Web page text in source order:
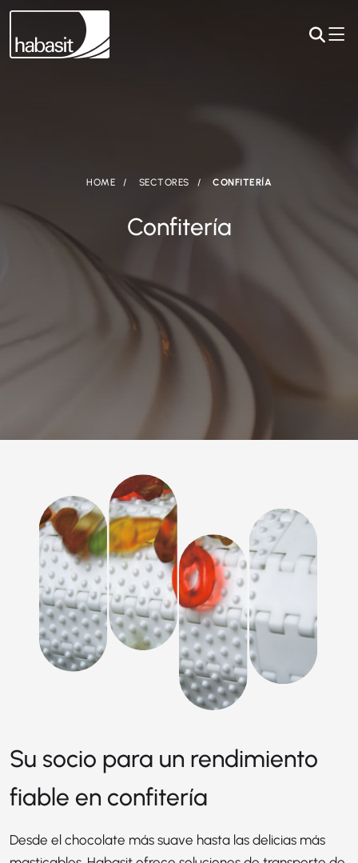
HOME SECTORES CONFITERÍA
Confitería
Su socio para un rendimiento
fiable en confitería
Desde el chocolate más suave hasta las delicias más